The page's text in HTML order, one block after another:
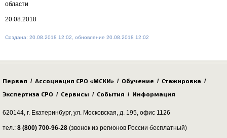
области
20.08.2018
Создана: 20.08.2018 12:02, обновление 20.08.2018 12:02
Первая / Ассоциация СРО «МСКИ» / Обучение / Стажировка /
Экспертиза СРО / Сервисы / События / Информация
620144, г. Екатеринбург, ул. Московская, д. 195, офис 1126
тел.: 8 (800) 700-96-28 (звонок из регионов России бесплатный)